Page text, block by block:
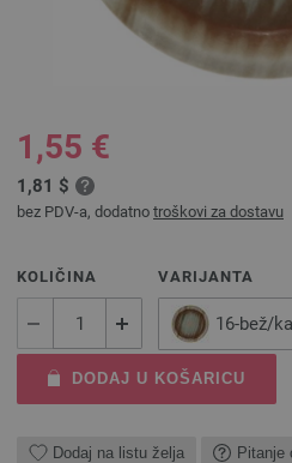
1,55 €
1,81 $
bez PDV-a, dodatno troškovi za dostavu
KOLIČINA VARIJANTA
16-bež/
DODAJ U KOŠARICU
Dodaj na listu želja Pitanje